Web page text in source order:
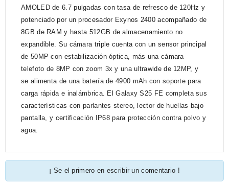
AMOLED de 6.7 pulgadas con tasa de refresco de 120Hz y
potenciado por un procesador Exynos 2400 acompañado de
8GB de RAM y hasta 512GB de almacenamiento no
expandible. Su cámara triple cuenta con un sensor principal
de 50MP con estabilización óptica, más una cámara
telefoto de 8MP con zoom 3x y una ultrawide de 12MP, y
se alimenta de una batería de 4900 mAh con soporte para
carga rápida e inalámbrica. El Galaxy S25 FE completa sus
características con parlantes stereo, lector de huellas bajo
pantalla, y certificación IP68 para protección contra polvo y
agua.
¡ Se el primero en escribir un comentario !